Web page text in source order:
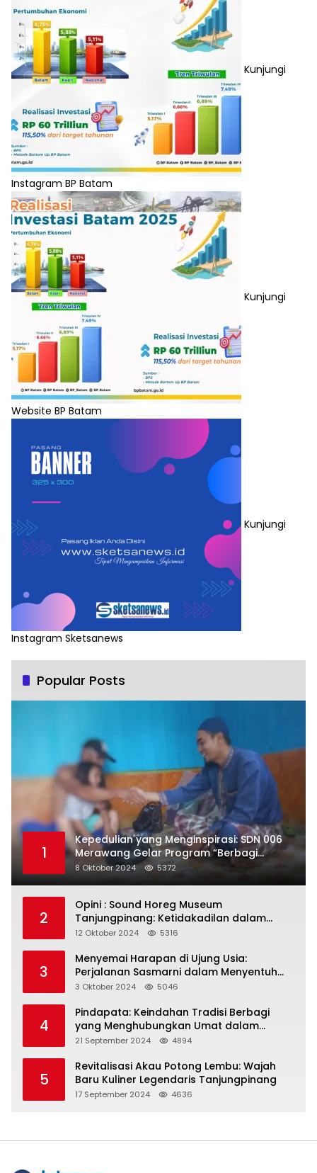
Kunjungi
Instagram BP Batam
Kunjungi
Website BP Batam
Kunjungi
Instagram Sketsanews
Popular Posts
1
Kepedulian yang Menginspirasi: SDN 006
Merawang Gelar Program “Berbagi
Segenggam Beras”
8 Oktober 2024 5372
2
Opini : Sound Horeg Museum
Tanjungpinang: Ketidakadilan dalam
Representasi
12 Oktober 2024 5316
3
Menyemai Harapan di Ujung Usia:
Perjalanan Sasmarni dalam Menyentuh
Hati dan Jiwa
3 Oktober 2024 5046
4
Pindapata: Keindahan Tradisi Berbagi
yang Menghubungkan Umat dalam
Spiritualitas dan Kebersamaan dalam
21 September 2024 4894
5
Revitalisasi Akau Potong Lembu: Wajah
Baru Kuliner Legendaris Tanjungpinang
17 September 2024 4636